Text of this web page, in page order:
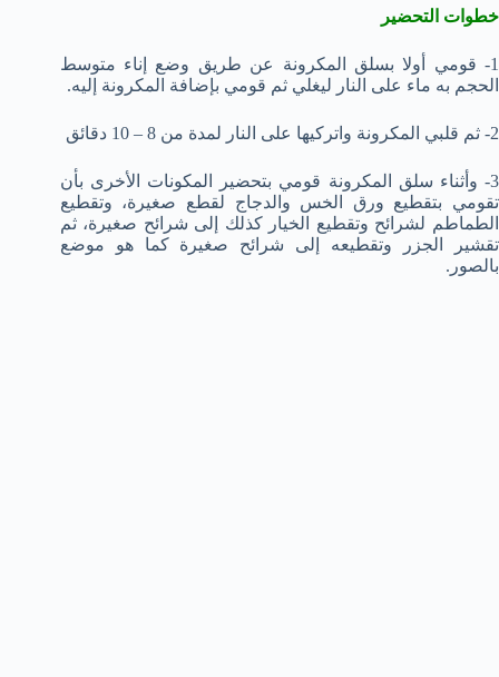
خطوات التحضير
1- قومي أولا بسلق المكرونة عن طريق وضع إناء متوسط
الحجم به ماء على النار ليغلي ثم قومي بإضافة المكرونة إليه.
2- ثم قلبي المكرونة واتركيها على النار لمدة من 8 – 10 دقائق
3- وأثناء سلق المكرونة قومي بتحضير المكونات الأخرى بأن
تقومي بتقطيع ورق الخس والدجاج لقطع صغيرة، وتقطيع
الطماطم لشرائح وتقطيع الخيار كذلك إلى شرائح صغيرة، ثم
تقشير الجزر وتقطيعه إلى شرائح صغيرة كما هو موضع
بالصور.